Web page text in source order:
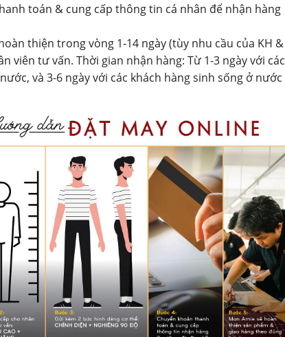
toán & cung cấp thông tin cá nhân để nhận hàng
thiện trong vòng 1-14 ngày (tùy nhu cầu của KH &
viên tư vấn. Thời gian nhận hàng: Từ 1-3 ngày với các
và 3-6 ngày với các khách hàng sinh sống ở nước